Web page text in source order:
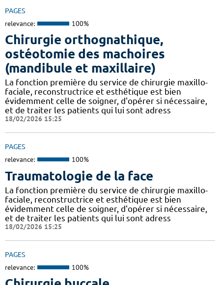
PAGES
relevance: 100%
Chirurgie orthognathique,
ostéotomie des machoires
(mandibule et maxillaire)
La fonction première du service de chirurgie maxillo-
faciale, reconstructrice et esthétique est bien
évidemment celle de soigner, d'opérer si nécessaire,
et de traiter les patients qui lui sont adress
18/02/2026 15:25
PAGES
relevance: 100%
Traumatologie de la face
La fonction première du service de chirurgie maxillo-
faciale, reconstructrice et esthétique est bien
évidemment celle de soigner, d'opérer si nécessaire,
et de traiter les patients qui lui sont adress
18/02/2026 15:25
PAGES
relevance: 100%